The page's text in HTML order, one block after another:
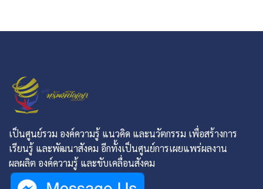
เป็นศูนย์รวม องค์ความรู้ แนวคิด และนวัตกรรม เพื่อสร้างการ
เรียนรู้ และพัฒนาสังคม อีกทั้งเป็นศูนย์การเผยแพร่ผลงาน
ผลผลิต องค์ความรู้ และขับเคลื่อนสังคม